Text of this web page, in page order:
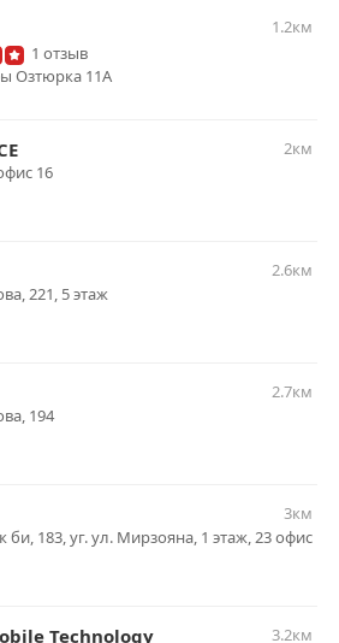
1.2км
1 отзыв
Озтюрка 11А
2км
16
2.6км
221, 5 этаж
2.7км
194
3км
би, 183, уг. ул. Мирзояна, 1 этаж, 23 офис
Technology
3.2км